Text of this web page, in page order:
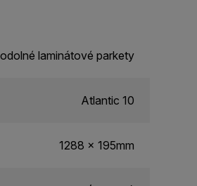
laminátové parkety
Atlantic 10
1288 x 195mm